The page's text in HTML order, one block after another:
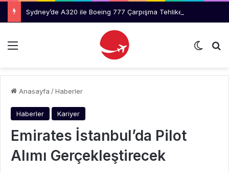
Menü Dış
Anasayfa /Haberler
Haberler Kariyer
Emirates İstanbul’da Pilot
Alımı Gerçekleştirecek